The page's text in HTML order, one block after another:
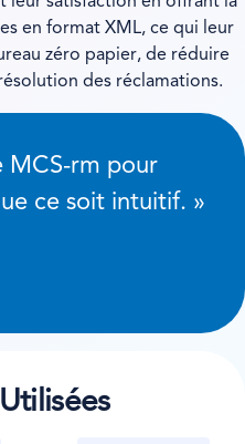
en format XML, ce qui leur
zéro papier, de réduire
des réclamations.
MCS-rm pour
ce soit intuitif. »